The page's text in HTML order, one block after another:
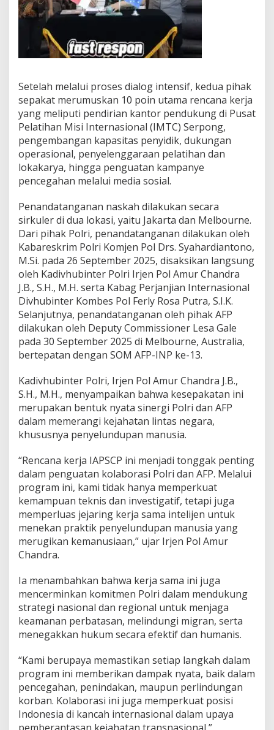
Setelah melalui proses dialog intensif, kedua pihak
sepakat merumuskan 10 poin utama rencana kerja
yang meliputi pendirian kantor pendukung di Pusat
Pelatihan Misi Internasional (IMTC) Serpong,
pengembangan kapasitas penyidik, dukungan
operasional, penyelenggaraan pelatihan dan
lokakarya, hingga penguatan kampanye
pencegahan melalui media sosial.
Penandatanganan naskah dilakukan secara
sirkuler di dua lokasi, yaitu Jakarta dan Melbourne.
Dari pihak Polri, penandatanganan dilakukan oleh
Kabareskrim Polri Komjen Pol Drs. Syahardiantono,
M.Si. pada 26 September 2025, disaksikan langsung
oleh Kadivhubinter Polri Irjen Pol Amur Chandra
J.B., S.H., M.H. serta Kabag Perjanjian Internasional
Divhubinter Kombes Pol Ferly Rosa Putra, S.I.K.
Selanjutnya, penandatanganan oleh pihak AFP
dilakukan oleh Deputy Commissioner Lesa Gale
pada 30 September 2025 di Melbourne, Australia,
bertepatan dengan SOM AFP-INP ke-13.
Kadivhubinter Polri, Irjen Pol Amur Chandra J.B.,
S.H., M.H., menyampaikan bahwa kesepakatan ini
merupakan bentuk nyata sinergi Polri dan AFP
dalam memerangi kejahatan lintas negara,
khususnya penyelundupan manusia.
“Rencana kerja IAPSCP ini menjadi tonggak penting
dalam penguatan kolaborasi Polri dan AFP. Melalui
program ini, kami tidak hanya memperkuat
kemampuan teknis dan investigatif, tetapi juga
memperluas jejaring kerja sama intelijen untuk
menekan praktik penyelundupan manusia yang
merugikan kemanusiaan,” ujar Irjen Pol Amur
Chandra.
Ia menambahkan bahwa kerja sama ini juga
mencerminkan komitmen Polri dalam mendukung
strategi nasional dan regional untuk menjaga
keamanan perbatasan, melindungi migran, serta
menegakkan hukum secara efektif dan humanis.
“Kami berupaya memastikan setiap langkah dalam
program ini memberikan dampak nyata, baik dalam
pencegahan, penindakan, maupun perlindungan
korban. Kolaborasi ini juga memperkuat posisi
Indonesia di kancah internasional dalam upaya